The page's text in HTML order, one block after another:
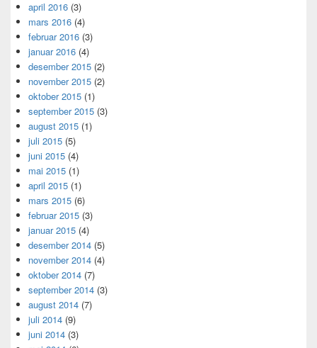
april 2016 (3)
mars 2016 (4)
februar 2016 (3)
januar 2016 (4)
desember 2015 (2)
november 2015 (2)
oktober 2015 (1)
september 2015 (3)
august 2015 (1)
juli 2015 (5)
juni 2015 (4)
mai 2015 (1)
april 2015 (1)
mars 2015 (6)
februar 2015 (3)
januar 2015 (4)
desember 2014 (5)
november 2014 (4)
oktober 2014 (7)
september 2014 (3)
august 2014 (7)
juli 2014 (9)
juni 2014 (3)